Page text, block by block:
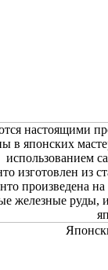
настоящими
в японских
использованием
изготовлен из
произведена
железные руды,